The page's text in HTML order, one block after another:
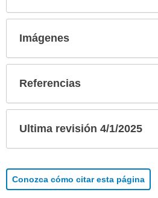
Imágenes
Referencias
Ultima revisión 4/1/2025
Conozca cómo citar esta página